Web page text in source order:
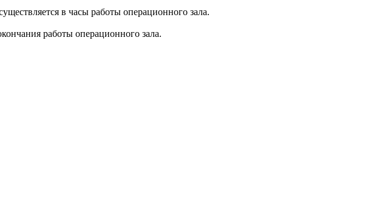
в часы работы операционного зала.
работы операционного зала.